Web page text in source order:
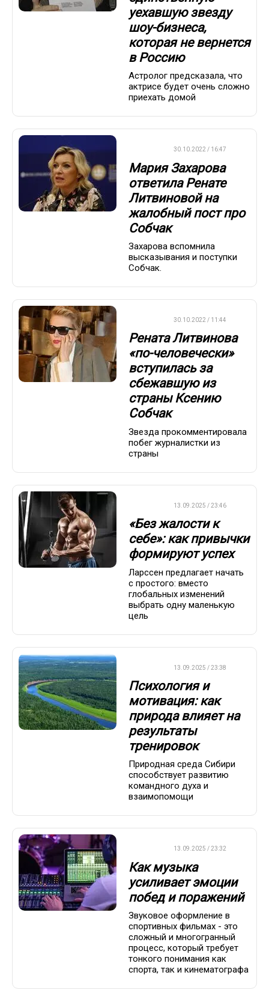
уехавшую звезду
шоу-бизнеса,
которая не вернется
в Россию
Астролог предсказала, что
актрисе будет очень сложно
приехать домой
30.10.2022 / 16:47
Мария Захарова
ответила Ренате
Литвиновой на
жалобный пост про
Собчак
Захарова вспомнила
высказывания и поступки
Собчак.
30.10.2022 / 11:44
Рената Литвинова
«по-человечески»
вступилась за
сбежавшую из
страны Ксению
Собчак
Звезда прокомментировала
побег журналистки из
страны
13.09.2025 / 23:46
«Без жалости к
себе»: как привычки
формируют успех
Ларссен предлагает начать
с простого: вместо
глобальных изменений
выбрать одну маленькую
цель
13.09.2025 / 23:38
Психология и
мотивация: как
природа влияет на
результаты
тренировок
Природная среда Сибири
способствует развитию
командного духа и
взаимопомощи
13.09.2025 / 23:32
Как музыка
усиливает эмоции
побед и поражений
Звуковое оформление в
спортивных фильмах - это
сложный и многогранный
процесс, который требует
тонкого понимания как
спорта, так и кинематографа